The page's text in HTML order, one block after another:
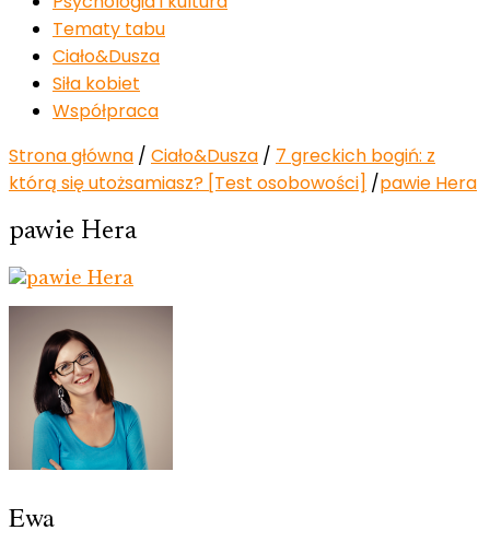
Tematy tabu
Ciało&Dusza
Siła kobiet
Współpraca
Strona główna / Ciało&Dusza / 7 greckich bogiń: z
którą się utożsamiasz? [Test osobowości] /pawie Hera
pawie Hera
Ewa